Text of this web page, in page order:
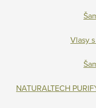
Vlasy
NATURALTECH